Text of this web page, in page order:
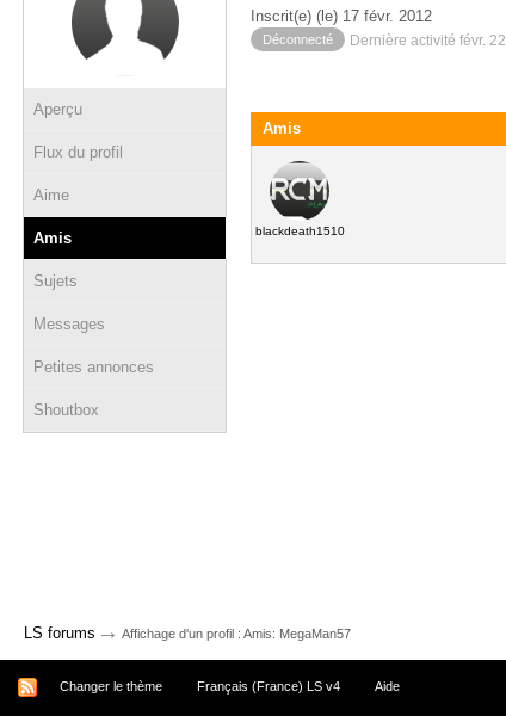
Aperçu
Flux du profil
Aime
Amis
Sujets
Messages
Petites annonces
Shoutbox
Inscrit(e) (le) 17 févr. 2012
Déconnecté Dernière activité févr.
Amis
blackdeath1510
LS forums → Affichage d'un profil : Amis: MegaMan57
Changer le thème Français (France) LS v4 Aide